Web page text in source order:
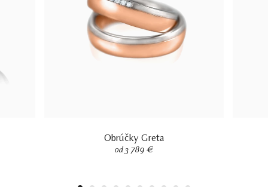
Obrúčky Greta
od 3 789 €